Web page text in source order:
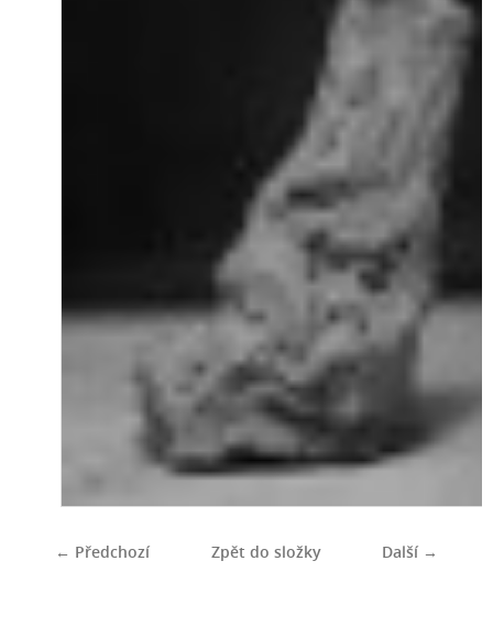
← Předchozí Další →
Zpět do složky